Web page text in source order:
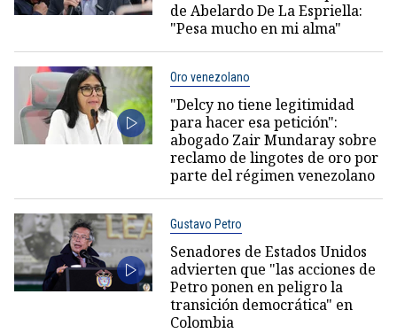
de Abelardo De La Espriella:
"Pesa mucho en mi alma"
Oro venezolano
"Delcy no tiene legitimidad
para hacer esa petición":
abogado Zair Mundaray sobre
reclamo de lingotes de oro por
parte del régimen venezolano
Gustavo Petro
Senadores de Estados Unidos
advierten que "las acciones de
Petro ponen en peligro la
transición democrática" en
Colombia